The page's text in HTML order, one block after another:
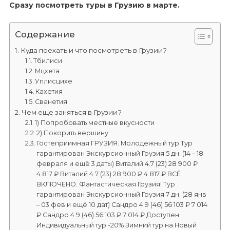
Сразу посмотреть туры в Грузию в марте.
Содержание
Куда поехать и что посмотреть в Грузии?
Тбилиси
Мцхета
Уплисцихе
Кахетия
Сванетия
Чем еще заняться в Грузии?
1) Попробовать местные вкусности
2) Покорить вершину
Гостеприимная ГРУЗИЯ. Молодежный тур Тур
гарантирован Экскурсионный Грузия 5 дн. (14 – 18
февраля и ещё 3 даты) Виталий 4.7 (23) 28 900 ₽
4 817 ₽ Виталий 4.7 (23) 28 900 ₽ 4 817 ₽ ВСЁ
ВКЛЮЧЕНО. Фантастическая Грузия! Тур
гарантирован Экскурсионный Грузия 7 дн. (28 янв
– 03 фев и ещё 10 дат) Сандро 4.9 (46) 56 103 ₽ 7 014
₽ Сандро 4.9 (46) 56 103 ₽ 7 014 ₽ Доступен
Индивидуальный тур -20% Зимний тур на Новый